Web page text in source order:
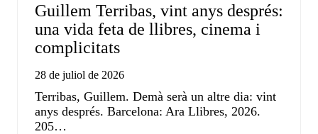
Guillem Terribas, vint anys després:
una vida feta de llibres, cinema i
complicitats
28 de juliol de 2026
Terribas, Guillem. Demà serà un altre dia: vint
anys després. Barcelona: Ara Llibres, 2026.
205…